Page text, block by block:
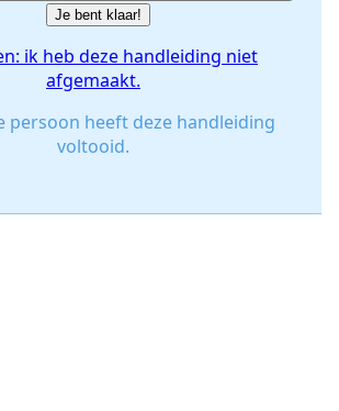
Je bent klaar!
ik heb deze handleiding niet
afgemaakt.
persoon heeft deze handleiding
voltooid.